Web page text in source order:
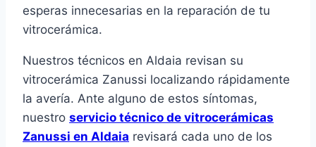
esperas innecesarias en la reparación de tu
vitrocerámica.
Nuestros técnicos en Aldaia revisan su
vitrocerámica Zanussi localizando rápidamente
la avería. Ante alguno de estos síntomas,
nuestro servicio técnico de vitrocerámicas
Zanussi en Aldaia revisará cada uno de los